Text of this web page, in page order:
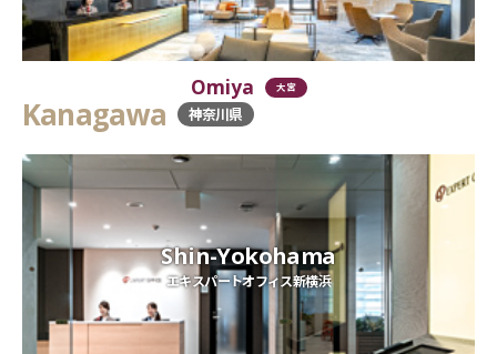
Omiya 大宮
Kanagawa 神奈川県
Shin-Yokohama
エキスパートオフィス新横浜